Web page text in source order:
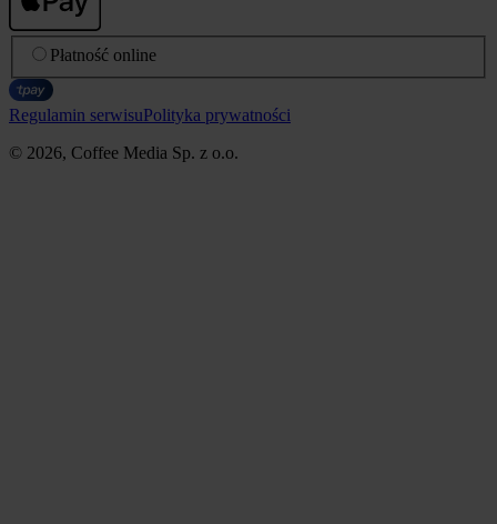
Płatność online
Regulamin serwisuPolityka prywatności
© 2026, Coffee Media Sp. z o.o.